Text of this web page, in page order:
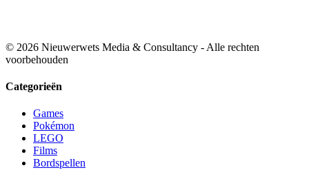
© 2026 Nieuwerwets Media & Consultancy - Alle rechten
voorbehouden
Categorieën
Games
Pokémon
LEGO
Films
Bordspellen